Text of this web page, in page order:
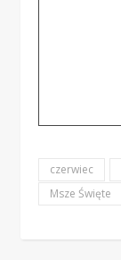
czerwiec
Msze Święte